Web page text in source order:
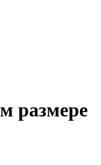
размере